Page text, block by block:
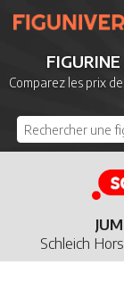
Comparez les prix de
Schleich